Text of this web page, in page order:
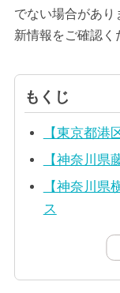
でない場合があり
新情報をご確認く
もくじ
【東京都港
【神奈川県
【神奈川県
ス